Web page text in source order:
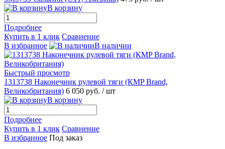
В корзину
Подробнее
Купить в 1 клик Сравнение
В избранное
В наличии
Быстрый просмотр
1313738 Наконечник рулевой тяги (КMP Brand,
Великобритания) 6 050 руб. / шт
В корзину
Подробнее
Купить в 1 клик Сравнение
В избранное Под заказ